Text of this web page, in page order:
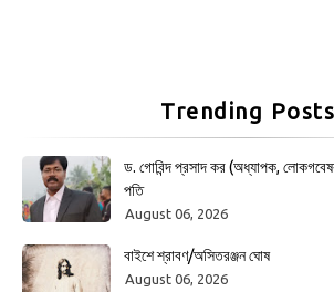
Trending Posts
ড. গোবিন্দ প্রসাদ কর (অধ্যাপক,
পতি
August 06, 2026
বাইশে শ্রাবণ/অসিতরঞ্জন ঘোষ
August 06, 2026